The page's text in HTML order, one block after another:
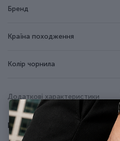
Бренд
Країна походження
Колір чорнила
Додаткові характеристики
Тип випуску товару
Показати всі